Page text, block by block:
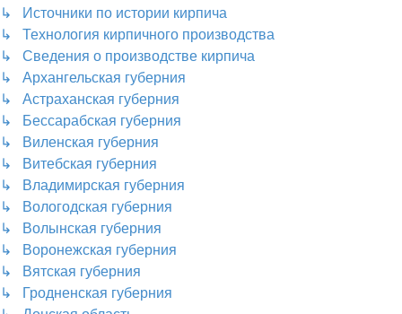
↳ Источники по истории кирпича
↳ Технология кирпичного производства
↳ Сведения о производстве кирпича
↳ Архангельская губерния
↳ Астраханская губерния
↳ Бессарабская губерния
↳ Виленская губерния
↳ Витебская губерния
↳ Владимирская губерния
↳ Вологодская губерния
↳ Волынская губерния
↳ Воронежская губерния
↳ Вятская губерния
↳ Гродненская губерния